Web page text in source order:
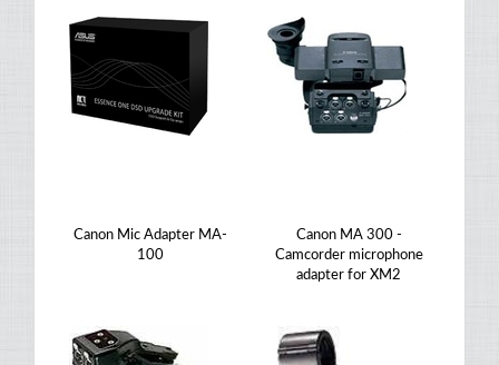
Canon Mic Adapter MA-
100
Canon MA 300 -
Camcorder microphone
adapter for XM2